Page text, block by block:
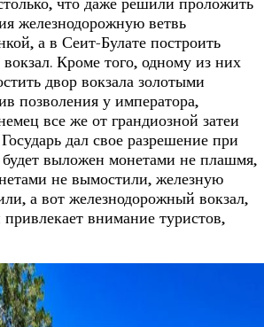
железнодорожную ветвь
а в Сеит-Булате построить
Кроме того, одному из них
двор вокзала золотыми
позволения у императора,
все же от грандиозной затеи
дал свое разрешение при
выложен монетами не плашмя,
не вымостили, железную
а вот железнодорожный вокзал,
внимание туристов,